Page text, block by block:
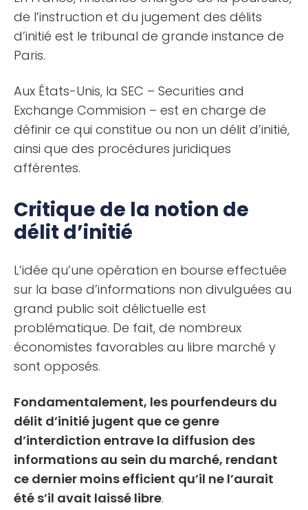
de l’instruction et du jugement des délits
d’initié est le tribunal de grande instance de
Paris.
Aux États-Unis, la SEC – Securities and
Exchange Commision – est en charge de
définir ce qui constitue ou non un délit d’initié,
ainsi que des procédures juridiques
afférentes.
Critique de la notion de
délit d’initié
L’idée qu’une opération en bourse effectuée
sur la base d’informations non divulguées au
grand public soit délictuelle est
problématique. De fait, de nombreux
économistes favorables au libre marché y
sont opposés.
Fondamentalement, les pourfendeurs du
délit d’initié jugent que ce genre
d’interdiction entrave la diffusion des
informations au sein du marché, rendant
ce dernier moins efficient qu’il ne l’aurait
été s’il avait laissé libre.